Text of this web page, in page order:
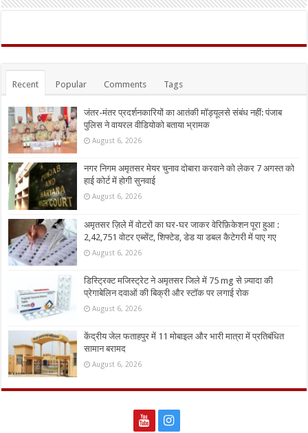
Recent Popular Comments Tags
जंतर-मंतर प्रदर्शनकारियों का आतंकी मॉड्यूलसे संबंध नहीं: पंजाब
पुलिस ने वायरल वीडियोको बताया भ्रामक
August 6, 2026
नगर निगम अमृतसर मेयर चुनाव दोबारा करवाने को लेकर 7 अगस्त को
हाई कोर्ट में होगी सुनवाई
August 6, 2026
अमृतसर ज़िले में वोटरों का घर-घर जाकर वेरिफ़िकेशन पूरा हुआ :
2,42,751 वोटर एब्सेंट, शिफ्टेड, डेड या डबल कैटेगरी में पाए गए
August 6, 2026
डिस्ट्रिक्ट मजिस्ट्रेट ने अमृतसर जिले में 75 mg से ज़्यादा की
प्रेगाबेलिन दवाओं की बिक्री और स्टॉक पर लगाई रोक
August 6, 2026
केंद्रीय जेल फताहपुर में 11 मोबाइल और भारी मात्रा में प्रतिबंधित
सामान बरामद
August 6, 2026